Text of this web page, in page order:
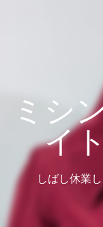
ミシ
イ
しばし休業